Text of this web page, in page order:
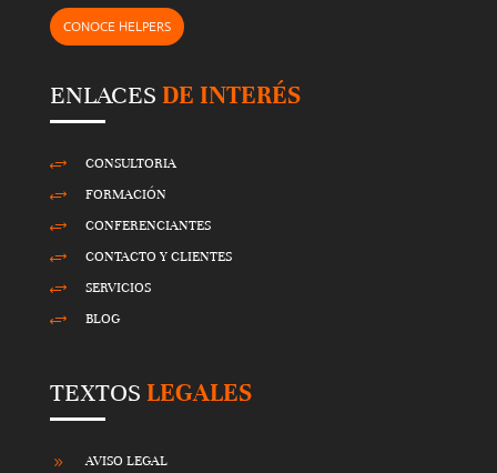
CONOCE HELPERS
ENLACES DE INTERÉS
+ CONSULTORIA
+ FORMACIÓN
+ CONFERENCIANTES
+ CONTACTO Y CLIENTES
+ SERVICIOS
+ BLOG
TEXTOS LEGALES
9 AVISO LEGAL